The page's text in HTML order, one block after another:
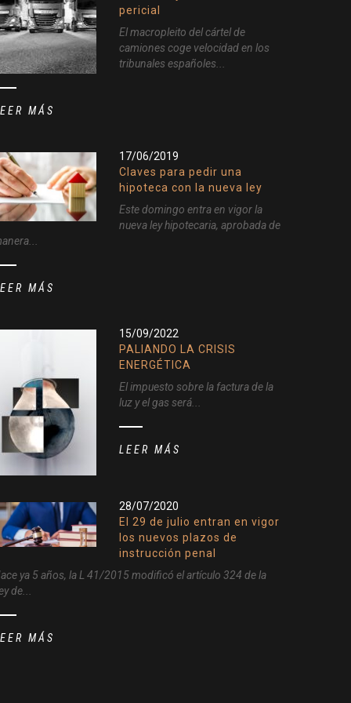
pericial
El macropleito del cártel de
camiones coge velocidad en los
tribunales españoles...
MÁS
17/06/2019
Claves para pedir una
hipoteca con la nueva ley
Este domingo entra en vigor la
nueva ley hipotecaria, aprobada de
MÁS
15/09/2022
PALIANDO LA CRISIS
ENERGÉTICA
El impuesto sobre la factura de la
luz y el gas será...
LEER MÁS
28/07/2020
El 29 de julio entran en vigor
los nuevos plazos de
instrucción penal
ya 5 años, la L 41/2015 modificó el artículo 324 de la
de...
MÁS